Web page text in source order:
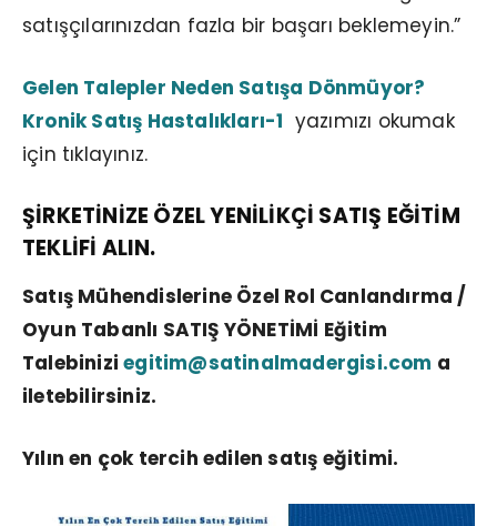
satışçılarınızdan fazla bir başarı beklemeyin.”
Gelen Talepler Neden Satışa Dönmüyor?
Kronik Satış Hastalıkları-1 yazımızı okumak
için tıklayınız.
ŞİRKETİNİZE ÖZEL YENİLİKÇİ SATIŞ EĞİTİM
TEKLİFİ ALIN.
Satış Mühendislerine Özel Rol Canlandırma /
Oyun Tabanlı SATIŞ YÖNETİMİ Eğitim
Talebiniziegitim@satinalmadergisi.com a
iletebilirsiniz.
Yılın en çok tercih edilen satış eğitimi.